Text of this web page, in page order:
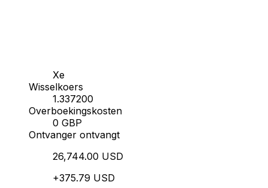
Xe
Wisselkoers
1.337200
Overboekingskosten
0 GBP
Ontvanger ontvangt
26,744.00 USD
+375.79 USD